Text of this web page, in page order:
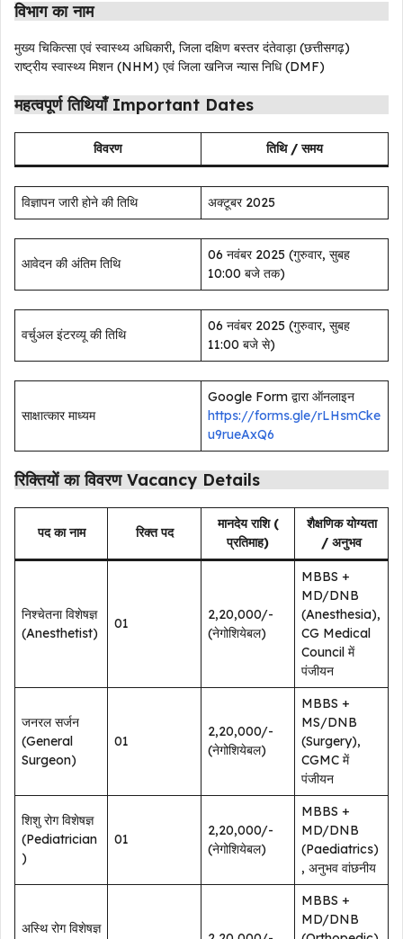
विभाग का नाम
मुख्य चिकित्सा एवं स्वास्थ्य अधिकारी, जिला दक्षिण बस्तर दंतेवाड़ा (छत्तीसगढ़)
राष्ट्रीय स्वास्थ्य मिशन (NHM) एवं जिला खनिज न्यास निधि (DMF)
महत्वपूर्ण तिथियाँ Important Dates
विवरण तिथि / समय
विज्ञापन जारी होने की तिथि अक्टूबर 2025
आवेदन की अंतिम तिथि
06 नवंबर 2025 (गुरुवार, सुबह
10:00 बजे तक)
वर्चुअल इंटरव्यू की तिथि
06 नवंबर 2025 (गुरुवार, सुबह
11:00 बजे से)
साक्षात्कार माध्यम
Google Form द्वारा ऑनलाइन
https://forms.gle/rLHsmCke
u9rueAxQ6
रिक्तियों का विवरण Vacancy Details
पद का नाम रिक्त पद
मानदेय राशि (₹
प्रतिमाह)
शैक्षणिक योग्यता
/ अनुभव
निश्चेतना विशेषज्ञ
(Anesthetist)
01
₹2,20,000/-
(नेगोशियेबल)
MBBS +
MD/DNB
(Anesthesia),
CG Medical
Council में
पंजीयन
जनरल सर्जन
(General
Surgeon)
01
₹2,20,000/-
(नेगोशियेबल)
MBBS +
MS/DNB
(Surgery),
CGMC में
पंजीयन
शिशु रोग विशेषज्ञ
(Pediatrician
)
01
₹2,20,000/-
(नेगोशियेबल)
MBBS +
MD/DNB
(Paediatrics)
, अनुभव वांछनीय
अस्थि रोग विशेषज्ञ
MBBS +
MD/DNB